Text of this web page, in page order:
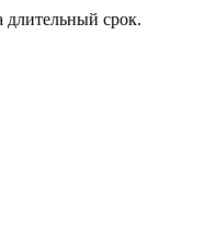
длительный срок.